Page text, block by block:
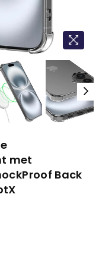
met
Back